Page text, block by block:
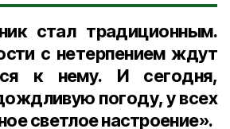
стал традиционным.
с нетерпением ждут
к нему. И сегодня,
погоду, у всех
светлое настроение».